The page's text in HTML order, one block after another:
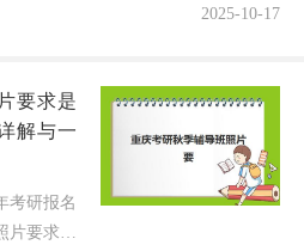
择？""不同机构的师资力...2025-10-17
要求是
解与一
考研报名
要求焦